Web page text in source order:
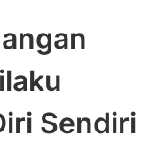
Sendiri